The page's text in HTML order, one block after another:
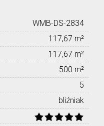
WMB-DS-2834
117,67 m²
117,67 m²
500 m²
5
bliźniak